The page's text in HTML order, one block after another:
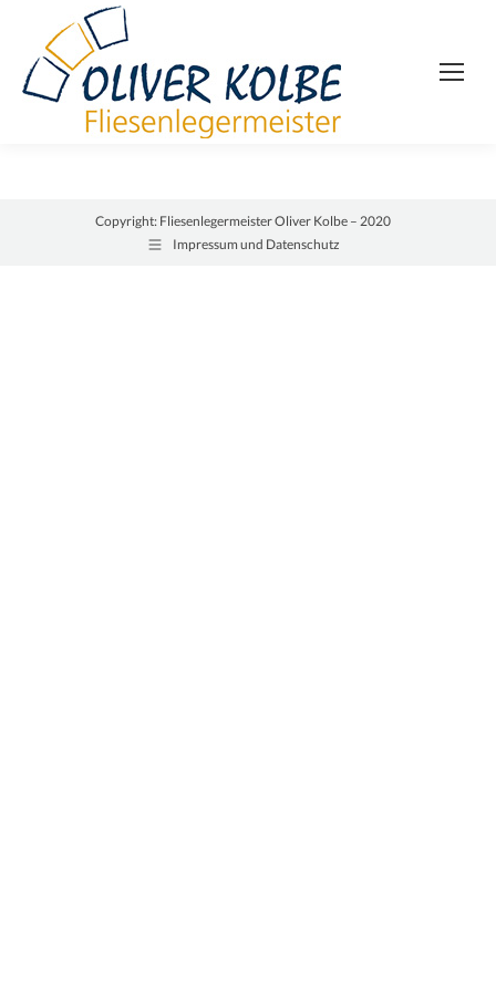
Copyright: Fliesenlegermeister Oliver Kolbe – 2020
Impressum und Datenschutz